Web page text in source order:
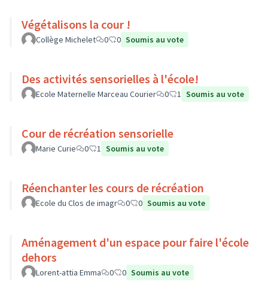
Végétalisons la cour !
Collège Michelet 0 0 Soumis au vote
Des activités sensorielles à l'école!
Ecole Maternelle Marceau Courier 0 1 Soumis au vote
Cour de récréation sensorielle
Marie Curie 0 1 Soumis au vote
Réenchanter les cours de récréation
Ecole du Clos de imagr 0 0 Soumis au vote
Aménagement d'un espace pour faire l'école
dehors
Lorent-attia Emma 0 0 Soumis au vote